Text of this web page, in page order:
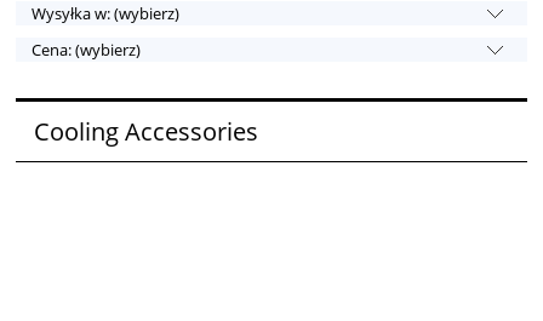
Wysyłka w: (wybierz)
Cena: (wybierz)
Cooling Accessories